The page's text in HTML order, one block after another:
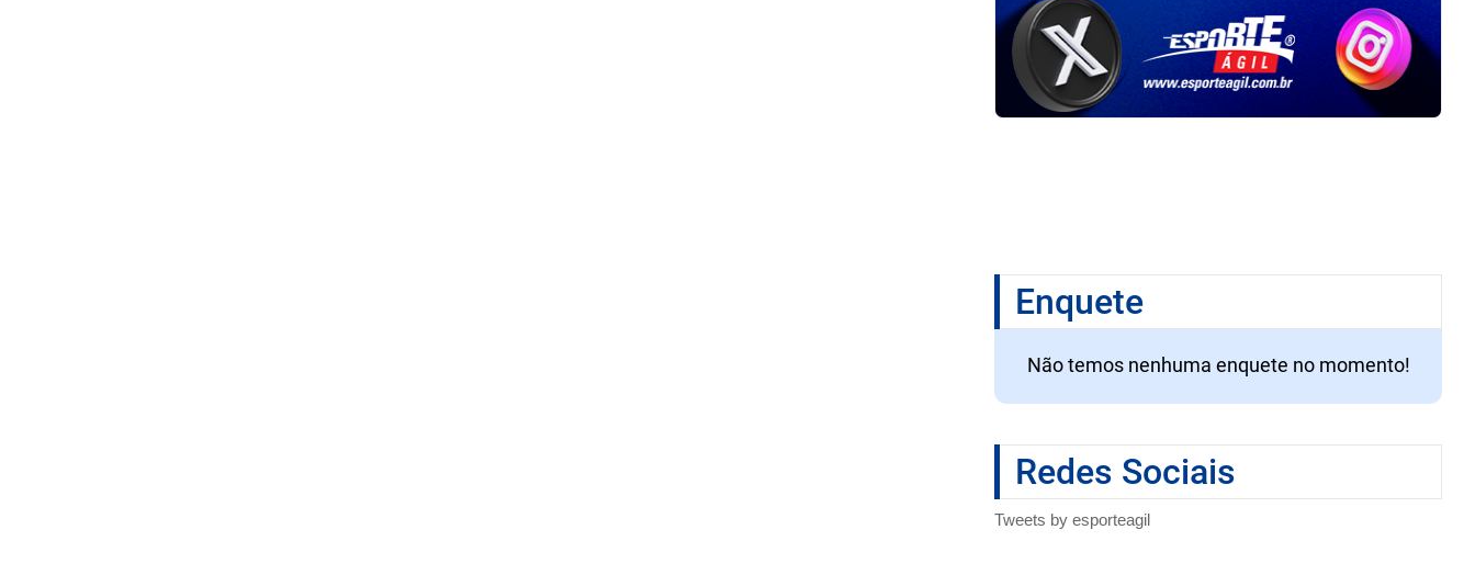
Enquete
Não temos nenhuma enquete no momento!
Redes Sociais
Tweets by esporteagil